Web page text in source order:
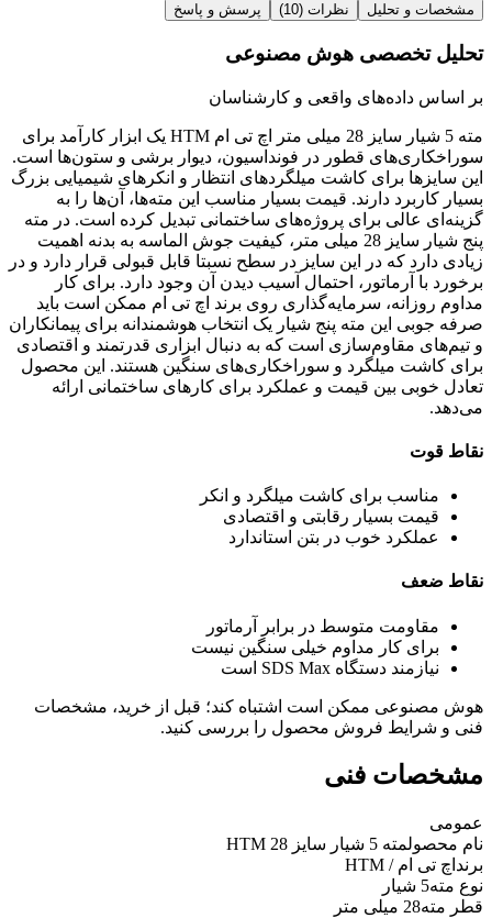
مشخصات و تحلیل
نظرات (10) پرسش و پاسخ
تحلیل تخصصی هوش مصنوعی
بر اساس داده‌های واقعی و کارشناسان
مته 5 شیار سایز 28 میلی متر اچ تی ام HTM یک ابزار کارآمد برای
سوراخکاری‌های قطور در فونداسیون، دیوار برشی و ستون‌ها است.
این سایزها برای کاشت میلگردهای انتظار و انکرهای شیمیایی بزرگ
بسیار کاربرد دارند. قیمت بسیار مناسب این مته‌ها، آن‌ها را به
گزینه‌ای عالی برای پروژه‌های ساختمانی تبدیل کرده است. در مته
پنج شیار سایز 28 میلی متر، کیفیت جوش الماسه به بدنه اهمیت
زیادی دارد که در این سایز در سطح نسبتا قابل قبولی قرار دارد و در
برخورد با آرماتور، احتمال آسیب دیدن آن وجود دارد. برای کار
مداوم روزانه، سرمایه‌گذاری روی برند اچ تی ام ممکن است باید
صرفه جوبی این مته پنج شیار یک انتخاب هوشمندانه برای پیمانکاران
و تیم‌های مقاوم‌سازی است که به دنبال ابزاری قدرتمند و اقتصادی
برای کاشت میلگرد و سوراخکاری‌های سنگین هستند. این محصول
تعادل خوبی بین قیمت و عملکرد برای کارهای ساختمانی ارائه
می‌دهد.
نقاط قوت
مناسب برای کاشت میلگرد و انکر
قیمت بسیار رقابتی و اقتصادی
عملکرد خوب در بتن استاندارد
نقاط ضعف
مقاومت متوسط در برابر آرماتور
برای کار مداوم خیلی سنگین نیست
نیازمند دستگاه SDS Max است
هوش مصنوعی ممکن است اشتباه کند؛ قبل از خرید، مشخصات
فنی و شرایط فروش محصول را بررسی کنید.
مشخصات فنی
عمومی
نام محصولمته 5 شیار سایز 28 HTM
برند اچ تی ام / HTM
نوع مته5 شیار
قطر مته28 میلی متر